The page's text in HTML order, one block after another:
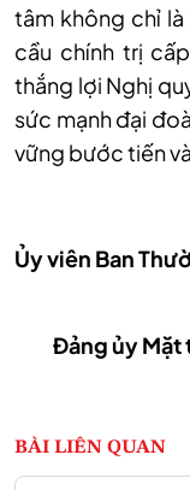
tâm không chỉ là
cầu chính trị
thắng lợi Nghị
sức mạnh đại
vững bước tiến
Ủy viên Ban
Đảng ủy Mặt
BÀI LIÊN QUAN